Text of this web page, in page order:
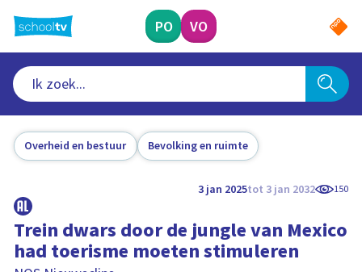
naar
hoofdinhoud
PO VO
Overheid en bestuur Bevolking en ruimte
3 jan 2025tot 3 jan 2032 150
Trein dwars door de jungle van Mexico
had toerisme moeten stimuleren